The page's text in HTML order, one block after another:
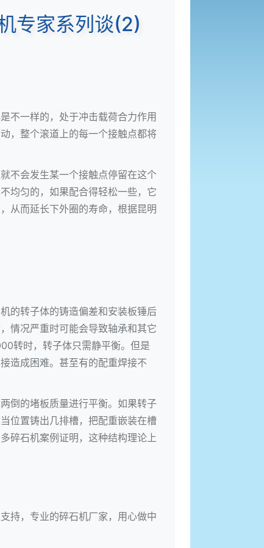
专家系列谈(2)
不一样的，处于冲击载荷合力作用
，整个滚道上的每一个接触点都将
不会发生某一个接触点停留在这个
均匀的，如果配合得轻松一些，它
从而延长下外圈的寿命，根据昆明
的转子体的铸造偏差和安装板锤后
情况严重时可能会导致轴承和其它
转时，转子体只需静平衡。但是
造成困难。甚至有的配重焊接不
倒的堵板质量进行平衡。如果转子
位置铸出几排槽，把配重嵌装在槽
碎石机案例证明，这种结构理论上
持，专业的碎石机厂家，用心做中